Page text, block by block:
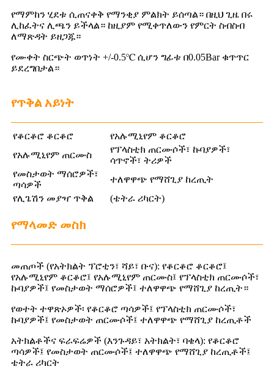
የማምከን ሂደቱ ሲጠናቀቅ የማንቂያ ምልክት ይሰጣል። በዚህ ጊዜ በሩ
ሊከፈትና ሊጫን ይችላል። ከዚያም የሚቀጥለውን የምርት ስብስብ
ለማጽዳት ይዘጋጁ።
የሙቀት ስርጭት ወጥነት +/-0.5℃ ሲሆን ግፊቱ በ0.05Bar ቁጥጥር
ይደረግበታል።
የጥቅል አይነት
የቆርቆሮ ቆርቆሮ
የአሉሚኒየም ቆርቆሮ
የአሉሚኒየም ጠርሙስ
የፕላስቲክ ጠርሙሶች፣ ኩባያዎች፣
ሳጥኖች፣ ትሪዎች
የመስታወት ማሰሮዎች፣
ጣሳዎች
ተለዋዋጭ የማሸጊያ ከረጢት
የሊጌሽን መያዣ ጥቅል
(ቴትራ ሪካርት)
የማላመድ መስክ
መጠጦች (የአትክልት ፕሮቲን፣ ሻይ፣ ቡና): የቆርቆሮ ቆርቆሮ፤
የአሉሚኒየም ቆርቆሮ፤ የአሉሚኒየም ጠርሙስ፤ የፕላስቲክ ጠርሙሶች፣
ኩባያዎች፤ የመስታወት ማሰሮዎች፤ ተለዋዋጭ የማሸጊያ ከረጢት።
የወተት ተዋጽኦዎች፡ የቆርቆሮ ጣሳዎች፤ የፕላስቲክ ጠርሙሶች፣
ኩባያዎች፤ የመስታወት ጠርሙሶች፤ ተለዋዋጭ የማሸጊያ ከረጢቶች
አትክልቶችና ፍራፍሬዎች (እንጉዳይ፣ አትክልት፣ ባቄላ): የቆርቆሮ
ጣሳዎች፤ የመስታወት ጠርሙሶች፤ ተለዋዋጭ የማሸጊያ ከረጢቶች፤
ቴትራ ሪካርት